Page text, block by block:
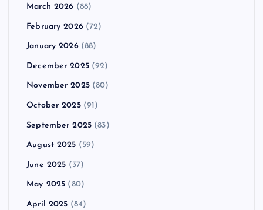
March 2026 (88)
February 2026(72)
January 2026(88)
December 2025(92)
November 2025(80)
October 2025(91)
September 2025 (83)
August 2025 (59)
June 2025 (37)
May 2025 (80)
April 2025 (84)